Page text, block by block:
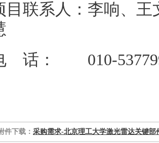
目联系人：李响、
话： 010-
件下载： 采购需求-北京理工大学激光雷达关键